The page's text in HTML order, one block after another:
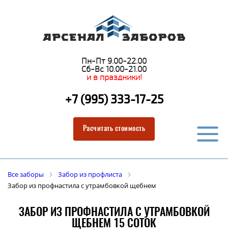
Пн-Пт 9.00-22.00
Сб-Вс 10.00-21.00
и в праздники!
+7 (995) 333-17-25
Расчитать стоимость
Все заборы
Забор из профлиста
Забор из профнастила с утрамбовкой щебнем
ЗАБОР ИЗ ПРОФНАСТИЛА С УТРАМБОВКОЙ
ЩЕБНЕМ 15 СОТОК